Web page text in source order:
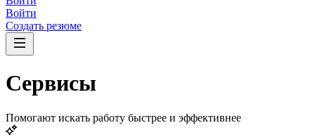
Войти
Создать резюме
Сервисы
Помогают искать работу быстрее и эффективнее